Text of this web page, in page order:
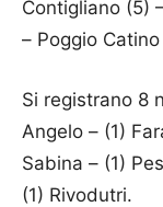
Contigliano (5)
– Poggio
Si registrano 8
Angelo – (1)
Sabina – (1)
(1) Rivodutri.